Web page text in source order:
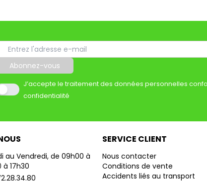
Abonnez-vous
J’accepte le traitement des données personnelles
confidentialité
au Vendredi, de 09h00 à
à 17h30
SERVICE CLIENT
Nous contacter
Conditions de vente
Accidents liés au transport